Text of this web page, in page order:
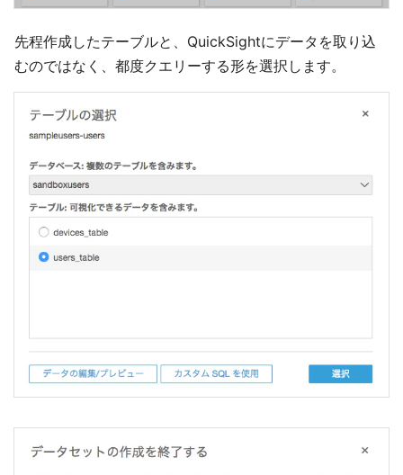
先程作成したテーブルと、QuickSightにデータを取り込
むのではなく、都度クエリーする形を選択します。